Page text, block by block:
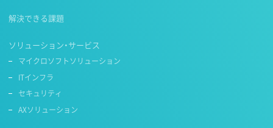
解決できる課題
ソリューション・サービス
マイクロソフトソリューション
ITインフラ
セキュリティ
AXソリューション